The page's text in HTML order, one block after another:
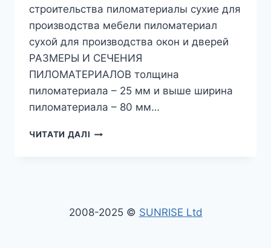
строительства пиломатериалы сухие для
производства мебели пиломатериал
сухой для производства окон и дверей
РАЗМЕРЫ И СЕЧЕНИЯ
ПИЛОМАТЕРИАЛОВ толщина
пиломатериала – 25 мм и выше ширина
пиломатериала – 80 мм…
ЧИТАТИ ДАЛІ КОММЕРЧЕСКОЕ
УКРАИНА,
2008-2025 © SUNRISE Ltd